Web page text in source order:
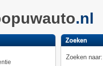
.nl
Zoeken
Zoeken naar: